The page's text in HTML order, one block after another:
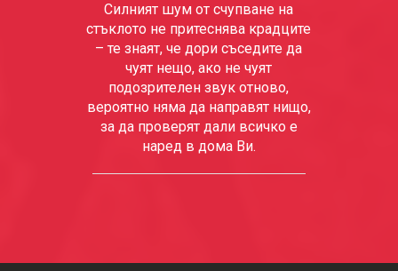
Силният шум от счупване на
стъклото не притеснява крадците
– те знаят, че дори съседите да
чуят нещо, ако не чуят
подозрителен звук отново,
вероятно няма да направят нищо,
за да проверят дали всичко е
наред в дома Ви.